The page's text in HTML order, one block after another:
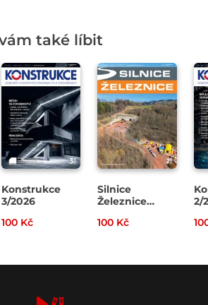
také líbit
Konstrukce
3/2026
100 Kč
Silnice
Železnice
100 Kč
2/